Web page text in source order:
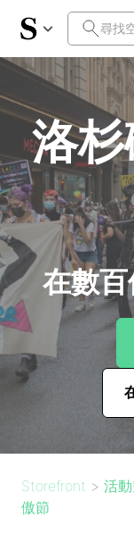
洛
在數
Storefront > 活
傲節